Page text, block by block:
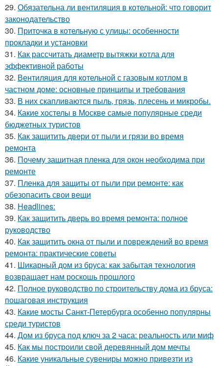
29. Обязательна ли вентиляция в котельной: что говорит
законодательство
30. Приточка в котельную с улицы: особенности
прокладки и установки
31. Как рассчитать диаметр вытяжки котла для
эффективной работы
32. Вентиляция для котельной с газовым котлом в
частном доме: основные принципы и требования
33. В них скапливаются пыль, грязь, плесень и микробы.
34. Какие хостелы в Москве самые популярные среди
бюджетных туристов
35. Как защитить двери от пыли и грязи во время
ремонта
36. Почему защитная пленка для окон необходима при
ремонте
37. Пленка для защиты от пыли при ремонте: как
обезопасить свои вещи
38. Headlines:
39. Как защитить дверь во время ремонта: полное
руководство
40. Как защитить окна от пыли и повреждений во время
ремонта: практические советы
41. Шикарный дом из бруса: как забытая технология
возвращает нам роскошь прошлого
42. Полное руководство по строительству дома из бруса:
пошаговая инструкция
43. Какие мосты Санкт-Петербурга особенно популярны
среди туристов
44. Дом из бруса под ключ за 2 часа: реальность или миф
45. Как мы построили свой деревянный дом мечты
46. Какие уникальные сувениры можно привезти из